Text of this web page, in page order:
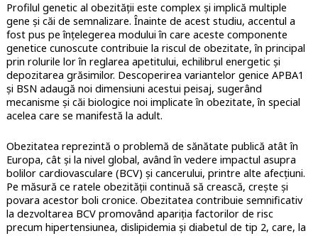
Profilul genetic al obezității este complex și implică multiple
gene și căi de semnalizare. Înainte de acest studiu, accentul a
fost pus pe înțelegerea modului în care aceste componente
genetice cunoscute contribuie la riscul de obezitate, în principal
prin rolurile lor în reglarea apetitului, echilibrul energetic și
depozitarea grăsimilor. Descoperirea variantelor genice APBA1
și BSN adaugă noi dimensiuni acestui peisaj, sugerând
mecanisme și căi biologice noi implicate în obezitate, în special
acelea care se manifestă la adult.
Obezitatea reprezintă o problemă de sănătate publică atât în
Europa, cât și la nivel global, având în vedere impactul asupra
bolilor cardiovasculare (BCV) și cancerului, printre alte afecțiuni.
Pe măsură ce ratele obezității continuă să crească, crește și
povara acestor boli cronice. Obezitatea contribuie semnificativ
la dezvoltarea BCV promovând apariția factorilor de risc
precum hipertensiunea, dislipidemia și diabetul de tip 2, care, la